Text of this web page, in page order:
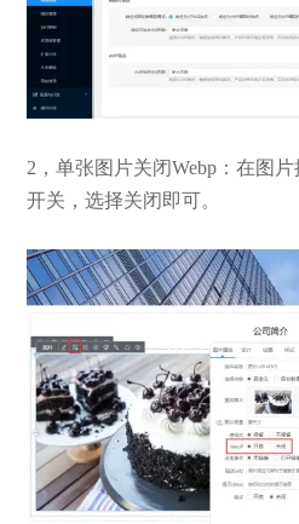
2，单张图片关闭Webp：在图
开关，选择关闭即可。